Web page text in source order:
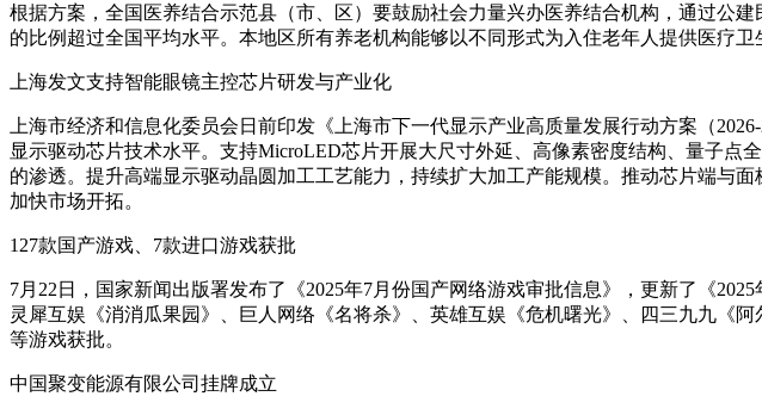
根据方案，全国医养结合示范县（市、区）要鼓励社会力量兴办医养结合机构，通过公
的比例超过全国平均水平。本地区所有养老机构能够以不同形式为入住老年人提供医疗
上海发文支持智能眼镜主控芯片研发与产业化
上海市经济和信息化委员会日前印发《上海市下一代显示产业高质量发展行动方案（
显示驱动芯片技术水平。支持MicroLED芯片开展大尺寸外延、高像素密度结构、量子
的渗透。提升高端显示驱动晶圆加工工艺能力，持续扩大加工产能规模。推动芯片端与
加快市场开拓。
127款国产游戏、7款进口游戏获批
7月22日，国家新闻出版署发布了《2025年7月份国产网络游戏审批信息》，更新了《
灵犀互娱《消消瓜果园》、巨人网络《名将杀》、英雄互娱《危机曙光》、四三九九《
等游戏获批。
中国聚变能源有限公司挂牌成立